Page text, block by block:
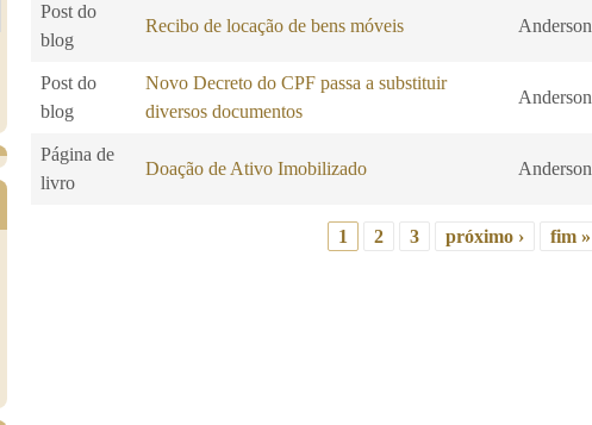
Post do
blog
Recibo de locação de bens móveis Anderson
Post do
blog
Novo Decreto do CPF passa a substituir
diversos documentos
Anderson
Página de
livro
Doação de Ativo Imobilizado Anderson
1 2 3 próximo › fim »